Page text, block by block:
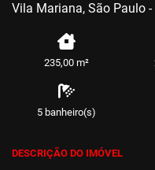
Vila Mariana, São Paulo -
235,00 m²
5 banheiro(s)
DESCRIÇÃO DO IMÓVEL